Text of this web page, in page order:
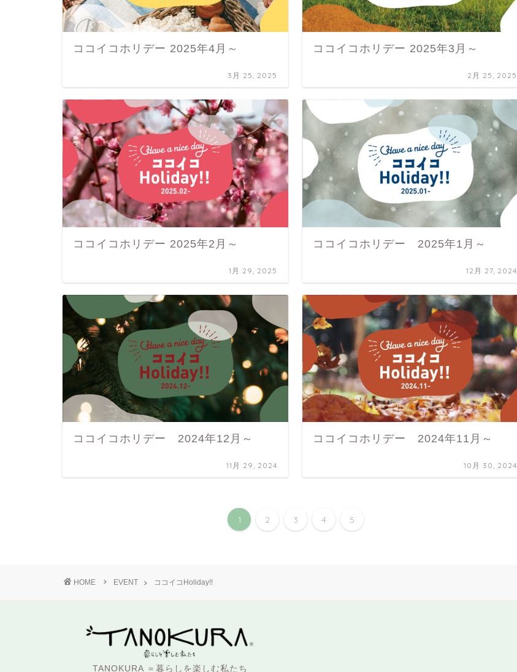
ココイコホリデー 2025年4月～
3月 25, 2025
ココイコホリデー 2025年3月～
2月 25, 2025
ココイコホリデー 2025年2月～
1月 29, 2025
ココイコホリデー 2025年1月～
12月 27, 2024
ココイコホリデー 2024年12月～
11月 29, 2024
ココイコホリデー 2024年11月～
10月 30, 2024
1 2 3 4 5
HOME EVENT ココイコHoliday!!
TANOKURA ＝暮らしを楽しむ私たち